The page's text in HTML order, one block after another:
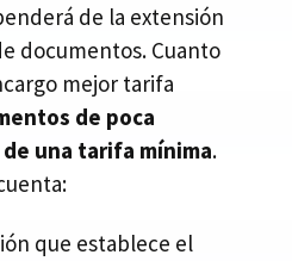
de la extensión
documentos. Cuanto
mejor tarifa
de poca
una tarifa mínima.
que establece el